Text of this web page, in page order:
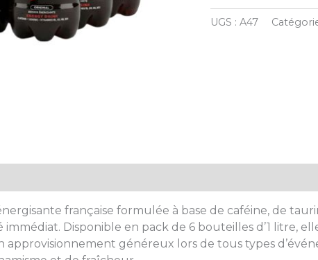
UGS :A47
française formulée à base de caféine, de
immédiat. Disponible en pack de 6 bouteilles d’1 litre,
généreux lors de tous types